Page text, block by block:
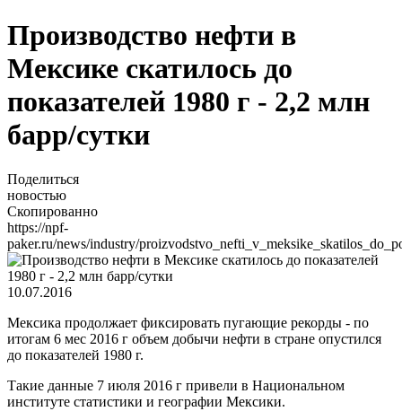
Производство нефти в
Мексике скатилось до
показателей 1980 г - 2,2 млн
барр/сутки
Поделиться
новостью
Скопированно
https://npf-
paker.ru/news/industry/
10.07.2016
Мексика продолжает фиксировать пугающие рекорды - по
итогам 6 мес 2016 г объем добычи нефти в стране опустился
до показателей 1980 г.
Такие данные 7 июля 2016 г привели в Национальном
институте статистики и географии Мексики.